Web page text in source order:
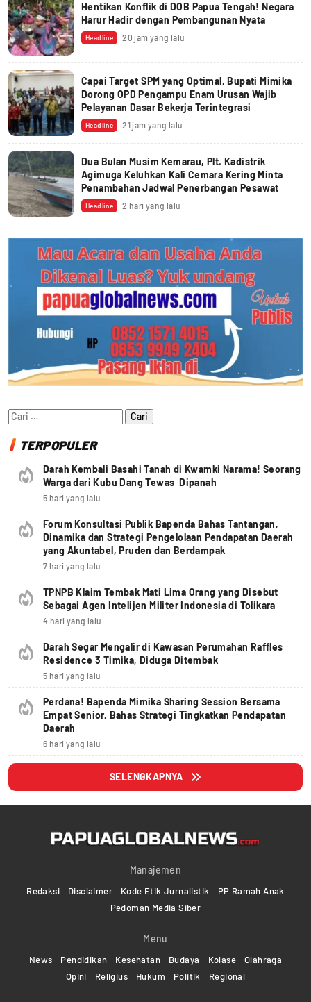
Hentikan Konflik di DOB Papua Tengah! Negara
Harur Hadir dengan Pembangunan Nyata
Headline 20 jam yang lalu
Capai Target SPM yang Optimal, Bupati Mimika
Dorong OPD Pengampu Enam Urusan Wajib
Pelayanan Dasar Bekerja Terintegrasi
Headline 21 jam yang lalu
Dua Bulan Musim Kemarau, Plt. Kadistrik
Agimuga Keluhkan Kali Cemara Kering Minta
Penambahan Jadwal Penerbangan Pesawat
Headline 2 hari yang lalu
Cari
untuk:
TERPOPULER
Darah Kembali Basahi Tanah di Kwamki Narama! Seorang
Warga dari Kubu Dang Tewas Dipanah
5 hari yang lalu
Forum Konsultasi Publik Bapenda Bahas Tantangan,
Dinamika dan Strategi Pengelolaan Pendapatan Daerah
yang Akuntabel, Pruden dan Berdampak
7 hari yang lalu
TPNPB Klaim Tembak Mati Lima Orang yang Disebut
Sebagai Agen Intelijen Militer Indonesia di Tolikara
4 hari yang lalu
Darah Segar Mengalir di Kawasan Perumahan Raffles
Residence 3 Timika, Diduga Ditembak
5 hari yang lalu
Perdana! Bapenda Mimika Sharing Session Bersama
Empat Senior, Bahas Strategi Tingkatkan Pendapatan
Daerah
6 hari yang lalu
SELENGKAPNYA
Manajemen
Redaksi Disclaimer Kode Etik Jurnalistik
PP Ramah Anak
Pedoman Media Siber
Menu
News Pendidikan Kesehatan Budaya Kolase
Olahraga
Opini
Religius Hukum Politik Regional